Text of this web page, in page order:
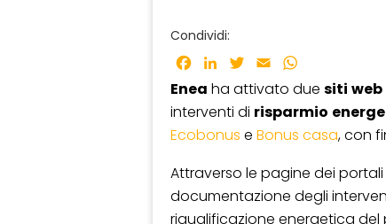
Condividi:
Facebook
LinkedInTwitter
Email
Enea ha attivato due siti web
interventi di risparmio
Ecobonus e Bonus casa, con
Attraverso le pagine dei
documentazione degli
riqualificazione energetica